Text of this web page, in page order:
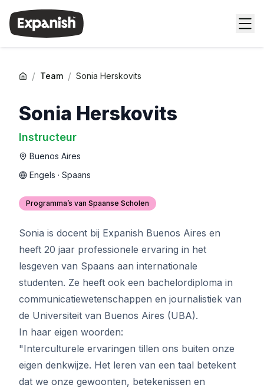
/ Team / Sonia Herskovits
Sonia Herskovits
Instructeur
Buenos Aires
Engels · Spaans
Programma’s van Spaanse Scholen
Sonia is docent bij Expanish Buenos Aires en
heeft 20 jaar professionele ervaring in het
lesgeven van Spaans aan internationale
studenten. Ze heeft ook een bachelordiploma in
communicatiewetenschappen en journalistiek van
de Universiteit van Buenos Aires (UBA).
In haar eigen woorden:
"Interculturele ervaringen tillen ons buiten onze
eigen denkwijze. Het leren van een taal betekent
dat we onze gewoonten, betekenissen en